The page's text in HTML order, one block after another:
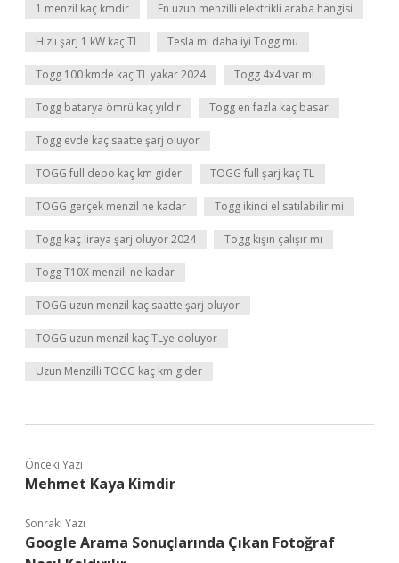
1 menzil kaç kmdir En uzun menzilli elektrikli araba hangisi
Hızlı şarj 1 kW kaç TL Tesla mı daha iyi Togg mu
Togg 100 kmde kaç TL yakar 2024 Togg 4x4 var mı
Togg batarya ömrü kaç yıldır Togg en fazla kaç basar
Togg evde kaç saatte şarj oluyor
TOGG full depo kaç km gider TOGG full şarj kaç TL
TOGG gerçek menzil ne kadar Togg ikinci el satılabilir mi
Togg kaç liraya şarj oluyor 2024 Togg kışın çalışır mı
Togg T10X menzili ne kadar
TOGG uzun menzil kaç saatte şarj oluyor
TOGG uzun menzil kaç TLye doluyor
Uzun Menzilli TOGG kaç km gider
Önceki Yazı
Mehmet Kaya Kimdir
Sonraki Yazı
Google Arama Sonuçlarında Çıkan Fotoğraf